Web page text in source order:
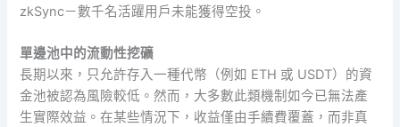
zkSync－數千名活躍用戶未能獲得空投。
單邊池中的流動性挖礦
長期以來，只允許存入一種代幣（例如 ETH 或 USDT）的資
金池被認為風險較低。然而，大多數此類機制如今已無法產
生實際效益。在某些情況下，收益僅由手續費覆蓋，而非真